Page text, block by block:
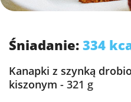
Śniadanie: 334
Kanapki z szynką
kiszonym - 321 g